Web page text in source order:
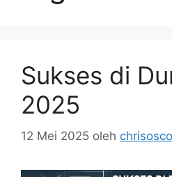
Sukses di
2025
12 Mei 2025 oleh